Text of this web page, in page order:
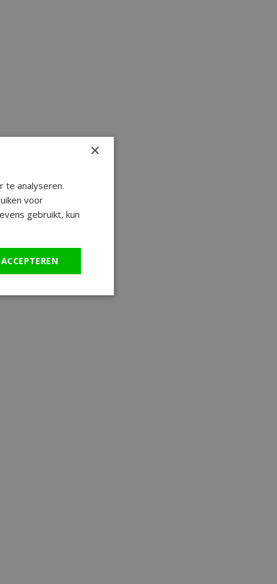
×
te analyseren.
voor
gebruikt, kun
ACCEPTEREN